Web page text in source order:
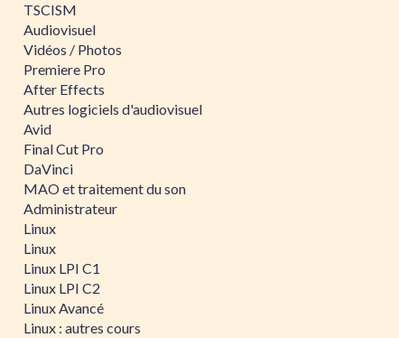
TSCISM
Audiovisuel
Vidéos / Photos
Premiere Pro
After Effects
Autres logiciels d'audiovisuel
Avid
Final Cut Pro
DaVinci
MAO et traitement du son
Administrateur
Linux
Linux
Linux LPI C1
Linux LPI C2
Linux Avancé
Linux : autres cours